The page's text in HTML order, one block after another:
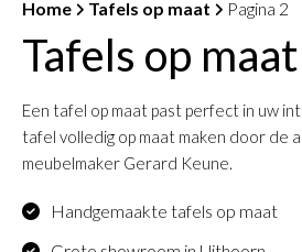
Home Tafels op maat Pagina 2
Tafels op maat
Een tafel op maat past perfect in uw
tafel volledig op maat maken door de
meubelmaker Gerard Keune.
Handgemaakte tafels op maat